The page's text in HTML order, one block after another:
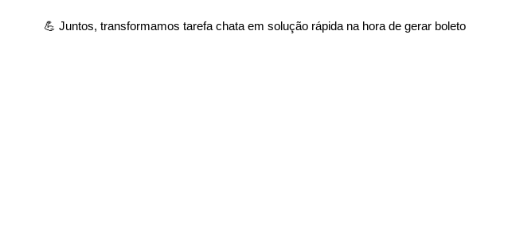
💪 Juntos, transformamos tarefa chata em solução rápida na hora de gerar boleto